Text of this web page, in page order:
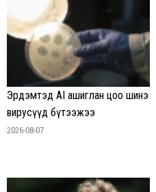
Эрдэмтэд AI ашиглан цоо шинэ
вирусүүд бүтээжээ
2026-08-07